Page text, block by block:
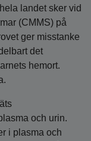
landet sker vid
(CMMS) på
ger misstanke
det
hemort.
och urin.
i plasma och